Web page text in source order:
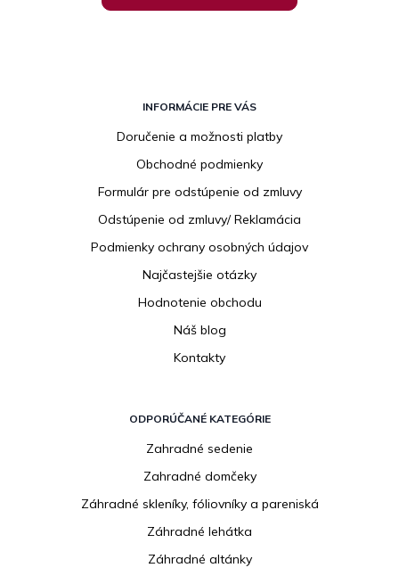
INFORMÁCIE PRE VÁS
Doručenie a možnosti platby
Obchodné podmienky
Formulár pre odstúpenie od zmluvy
Odstúpenie od zmluvy/ Reklamácia
Podmienky ochrany osobných údajov
Najčastejšie otázky
Hodnotenie obchodu
Náš blog
Kontakty
ODPORÚČANÉ KATEGÓRIE
Zahradné sedenie
Zahradné domčeky
Záhradné skleníky, fóliovníky a pareniská
Záhradné lehátka
Záhradné altánky